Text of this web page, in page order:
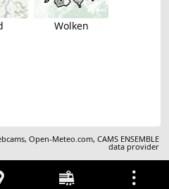
Wolken
,Open-Meteo.com,CAMS ENSEMBLE
data provider